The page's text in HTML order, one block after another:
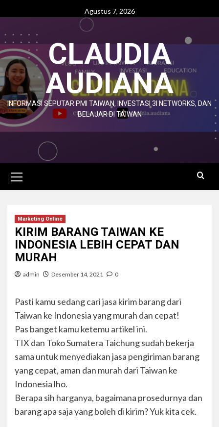
Agustus 7, 2026
CLAUDIA
AUDIANA
INFORMASI SEPUTAR PMI TAIWAN, INVESTASI 3I NETWORKS, DAN
BELAJAR DI TAIWAN
Marketing Online
KIRIM BARANG TAIWAN KE
INDONESIA LEBIH CEPAT DAN
MURAH
admin Desember 14, 2021 0
Pasti kamu sedang cari jasa kirim barang dari
Taiwan ke Indonesia yang murah dan cepat!
Pas banget kamu ketemu artikel ini.
TIX dan Toko Sumatera Taichung sudah bekerja
sama untuk menyediakan jasa pengiriman barang
yang cepat, aman dan murah dari Taiwan ke
Indonesia lho.
Berapa sih harganya, bagaimana prosedurnya dan
barang apa saja yang boleh di kirim? Yuk kita cek.